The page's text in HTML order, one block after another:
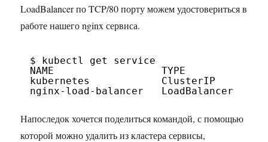
LoadBalancer по TCP/80 порту можем удостовериться в
работе нашего nginx сервиса.
$ kubectl get service
NAME                  TYPE
kubernetes            ClusterIP
nginx-load-balancer   LoadBalancer
Напоследок хочется поделиться командой, с помощью
которой можно удалить из кластера сервисы,